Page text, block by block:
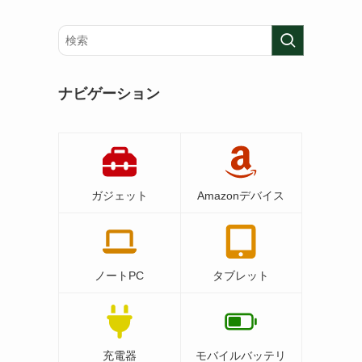
ナビゲーション
ガジェット Amazonデバイス
ノートPC タブレット
充電器
モバイルバッテリ